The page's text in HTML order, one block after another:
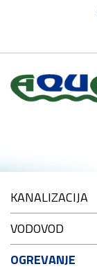
KANALIZACIJA
VODOVOD
OGREVANJE